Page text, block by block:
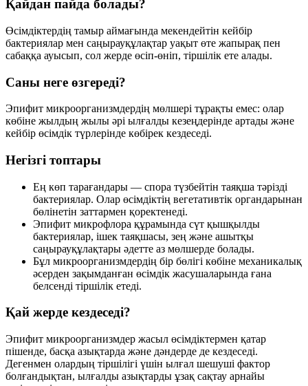
Қайдан пайда болады?
Өсімдіктердің тамыр аймағында мекендейтін кейбір
бактериялар мен саңырауқұлақтар уақыт өте жапырақ пен
сабаққа ауысып, сол жерде өсіп-өніп, тіршілік ете алады.
Саны неге өзгереді?
Эпифит микроорганизмдердің мөлшері тұрақты емес: олар
көбіне жылдың жылы әрі ылғалды кезеңдерінде артады және
кейбір өсімдік түрлерінде көбірек кездеседі.
Негізгі топтары
Ең көп тарағандары — спора түзбейтін таяқша тәрізді
бактериялар. Олар өсімдіктің вегетативтік органдарынан
бөлінетін заттармен қоректенеді.
Эпифит микрофлора құрамында сүт қышқылды
бактериялар, ішек таяқшасы, зең және ашытқы
саңырауқұлақтары әдетте аз мөлшерде болады.
Бұл микроорганизмдердің бір бөлігі көбіне механикалық
әсерден зақымданған өсімдік жасушаларында ғана
белсенді тіршілік етеді.
Қай жерде кездеседі?
Эпифит микроорганизмдер жасыл өсімдіктермен қатар
пішенде, басқа азықтарда және дәндерде де кездеседі.
Дегенмен олардың тіршілігі үшін ылғал шешуші фактор
болғандықтан, ылғалды азықтарды ұзақ сақтау арнайы